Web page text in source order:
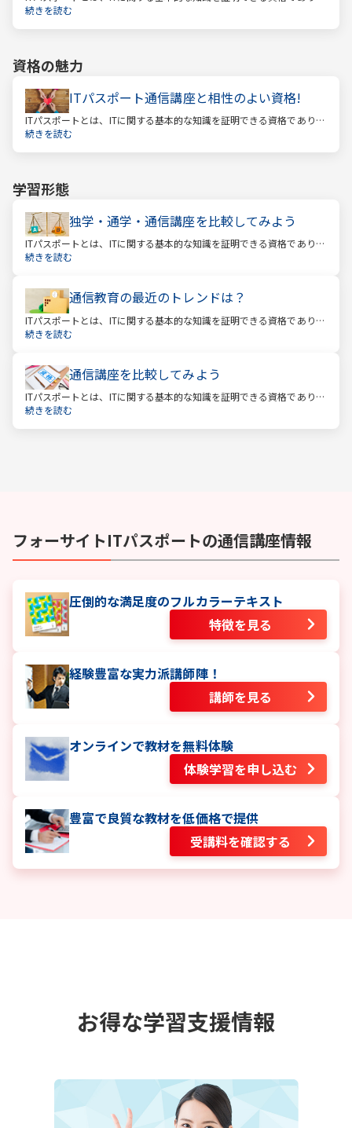
経済産業省認定の国家試験です。 ITと聞くと、専門的な知識を問われ
続きを読む
資格の魅力
ITパスポート通信講座と相性のよい資格!
ITパスポートとは、ITに関する基本的な知識を証明できる資格であり、
経済産業省認定の国家試験です。 ITと聞くと、専門的な知識を問われ
続きを読む
学習形態
独学・通学・通信講座を比較してみよう
ITパスポートとは、ITに関する基本的な知識を証明できる資格であり、
経済産業省認定の国家試験です。 ITと聞くと、専門的な知識を問われ
続きを読む
通信教育の最近のトレンドは？
ITパスポートとは、ITに関する基本的な知識を証明できる資格であり、
経済産業省認定の国家試験です。 ITと聞くと、専門的な知識を問われ
続きを読む
通信講座を比較してみよう
ITパスポートとは、ITに関する基本的な知識を証明できる資格であり、
経済産業省認定の国家試験です。 ITと聞くと、専門的な知識を問われ
続きを読む
フォーサイトITパスポートの通信講座情報
圧倒的な満足度のフルカラーテキスト
特徴を見る
経験豊富な実力派講師陣！
講師を見る
オンラインで教材を無料体験
体験学習を申し込む
豊富で良質な教材を低価格で提供
受講料を確認する
お得な学習支援情報